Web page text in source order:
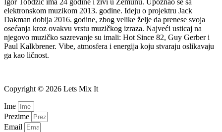
elektronskom muzikom 2013. godine. Ideju o projektru Jack
Dakman dobija 2016. godine, zbog velike želje da prenese svoja
osećanja kroz ovakvu vrstu muzičkog izraza. Najveći usticaj na
njegovo muzičko sazrevanje su imali: Hot Since 82, Guy Gerber i
Paul Kalkbrener. Vibe, atmosfera i energija koju stvaraju oslikavaju
ga kao ličnost.
Copyright © 2026 Lets Mix It
Ime
Prezime
Email